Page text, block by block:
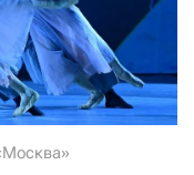
или